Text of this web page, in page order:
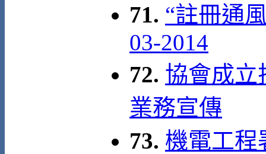
71. “註冊通
03-2014
72. 協會成立
業務宣傳
73. 機電工程